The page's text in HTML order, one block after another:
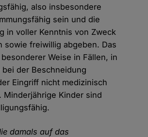
also insbesondere
sein und die
in voller Kenntnis von Zweck
sowie freiwillig abgeben. Das
Weise in Fällen, in
der Beschneidung
Eingriff nicht medizinisch
Minderjährige Kinder sind
damals auf das